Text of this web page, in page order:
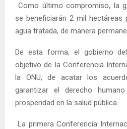
Como último compromiso, la
se beneficiarán 2 mil hectáreas
agua tratada, de manera
De esta forma, el gobierno
objetivo de la Conferencia
la ONU, de acatar los
garantizar el derecho
prosperidad en la salud pública.
La primera Conferencia